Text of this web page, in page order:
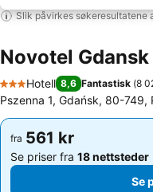
Slik påvirkes søkeresultatene
Novotel
3 Stjerner
Hotell 8,6 Fantastisk (8
Pszenna 1, Gdańsk, 80-749,
fra 561 kr
Se priser fra 18 nettsteder
fra 561 kr
Se priser fra 18 nettsteder
Se